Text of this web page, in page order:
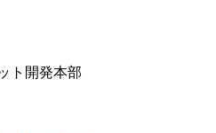
ト開発本部